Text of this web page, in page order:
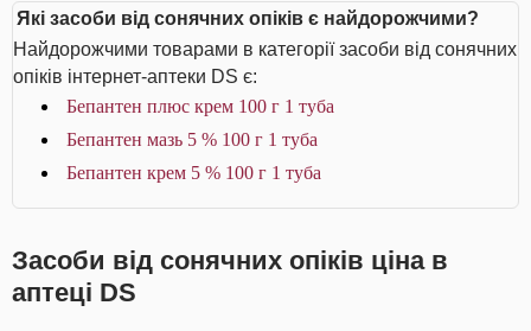
Які засоби від сонячних опіків є найдорожчими?
Найдорожчими товарами в категорії засоби від сонячних
опіків інтернет-аптеки DS є:
Бепантен плюс крем 100 г 1 туба
Бепантен мазь 5 % 100 г 1 туба
Бепантен крем 5 % 100 г 1 туба
Засоби від сонячних опіків ціна в
аптеці DS